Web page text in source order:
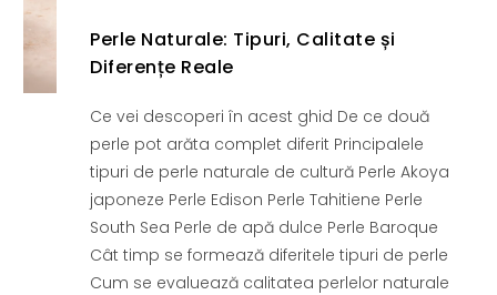
Perle Naturale: Tipuri, Calitate și
Diferențe Reale
Ce vei descoperi în acest ghid De ce două
perle pot arăta complet diferit Principalele
tipuri de perle naturale de cultură Perle Akoya
japoneze Perle Edison Perle Tahitiene Perle
South Sea Perle de apă dulce Perle Baroque
Cât timp se formează diferitele tipuri de perle
Cum se evaluează calitatea perlelor naturale